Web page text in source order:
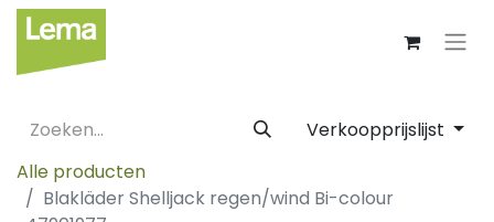
Verkoopprijslijst
Alle producten
Blakläder Shelljack regen/wind Bi-colour